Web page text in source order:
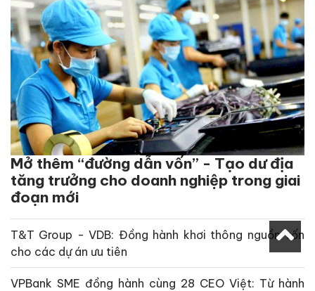
Mở thêm “đường dẫn vốn” - Tạo dư địa
tăng trưởng cho doanh nghiệp trong giai
đoạn mới
T&T Group - VDB: Đồng hành khơi thông nguồn vốn
cho các dự án ưu tiên
VPBank SME đồng hành cùng 28 CEO Việt: Từ hành